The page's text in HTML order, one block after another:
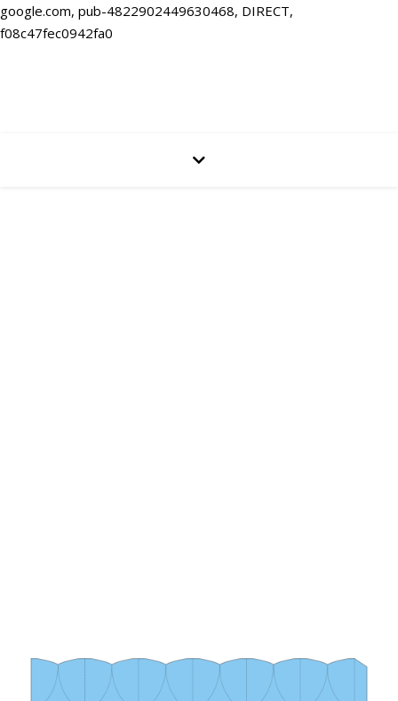
google.com, pub-4822902449630468, DIRECT,
f08c47fec0942fa0